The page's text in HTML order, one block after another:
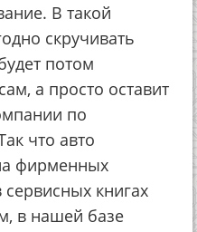
В такой
скручивать
потом
а просто оставит
по
что авто
фирменных
сервисных книгах
в нашей базе